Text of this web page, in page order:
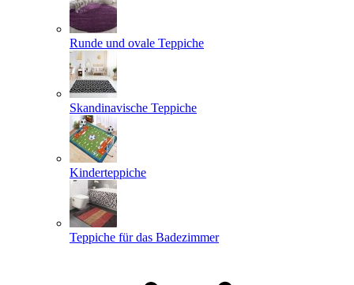
Runde und ovale Teppiche
Skandinavische Teppiche
Kinderteppiche
Teppiche für das Badezimmer